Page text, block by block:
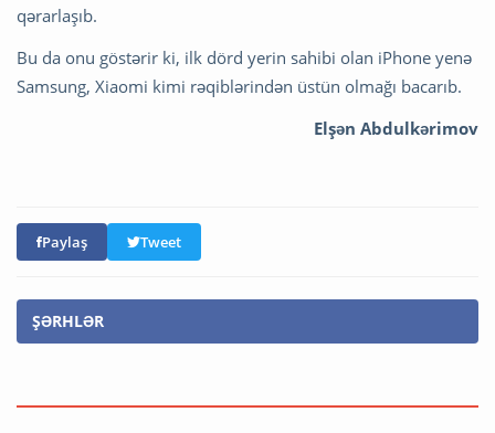
qərarlaşıb.
Bu da onu göstərir ki, ilk dörd yerin sahibi olan iPhone yenə
Samsung, Xiaomi kimi rəqiblərindən üstün olmağı bacarıb.
Elşən Abdulkərimov
Paylaş Tweet
ŞƏRHLƏR